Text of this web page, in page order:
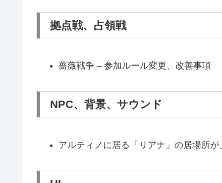
拠点戦、占領戦
薔薇戦争 – 参加ルール変更、改善事項
NPC、背景、サウンド
アルティノに居る「リアナ」の居場所